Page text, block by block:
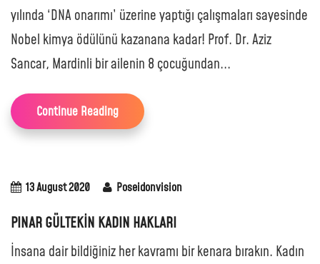
yılında ‘DNA onarımı’ üzerine yaptığı çalışmaları sayesinde
Nobel kimya ödülünü kazanana kadar! Prof. Dr. Aziz
Sancar, Mardinli bir ailenin 8 çocuğundan...
Continue Reading
13 August 2020 Poseidonvision
PINAR GÜLTEKİN KADIN HAKLARI
İnsana dair bildiğiniz her kavramı bir kenara bırakın. Kadın